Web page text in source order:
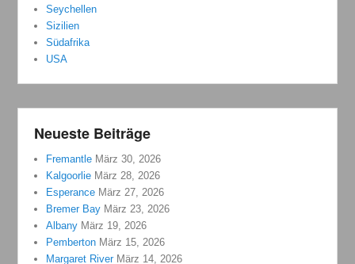
Seychellen
Sizilien
Südafrika
USA
Neueste Beiträge
Fremantle März 30, 2026
Kalgoorlie März 28, 2026
Esperance März 27, 2026
Bremer Bay März 23, 2026
Albany März 19, 2026
Pemberton März 15, 2026
Margaret River März 14, 2026